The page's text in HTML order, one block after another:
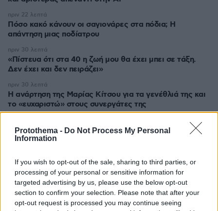
Protothema - Do Not Process My Personal
Information
If you wish to opt-out of the sale, sharing to third parties, or
processing of your personal or sensitive information for
targeted advertising by us, please use the below opt-out
section to confirm your selection. Please note that after your
opt-out request is processed you may continue seeing
Πόσο κακό κάνουν οι σαγιονάρες στα πόδια; Η
απάντηση μιας ποδίατρου
πριν 22 λεπτά
«Πίστευα ότι στα 40 η ζωή μου θα έχει μπει σε τάξη.
Δεν έχει και δεν πειράζει»
πριν 30 λεπτά
Η ανάρτηση της Μαρίας Κίτσου για τα γενέθλιά της και
το «ευχαριστώ» στους συνεργάτες της
πριν 30 λεπτά
ΔΕΙΤΕ ΟΛΕΣ ΤΙΣ ΕΙΔΗΣΕΙΣ
ΤΑ ΠΙΟ ΔΗΜΟΦΙΛΗ